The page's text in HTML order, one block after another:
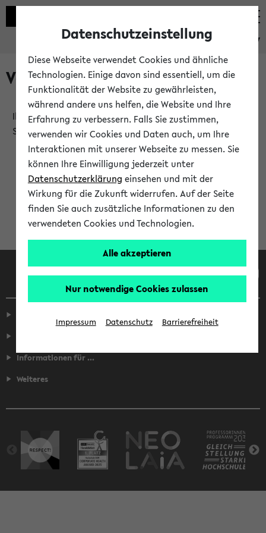
eKVV
Verlauf
Ihr Verlauf ist leer. Er wird sich im Verlauf Ihrer eKVV
Sitzung füllen.
Informationen für ...
Weiteres
Datenschutzeinstellung
Diese Webseite verwendet Cookies und ähnliche
Technologien. Einige davon sind essentiell, um die
Funktionalität der Website zu gewährleisten,
während andere uns helfen, die Website und Ihre
Erfahrung zu verbessern. Falls Sie zustimmen,
verwenden wir Cookies und Daten auch, um Ihre
Interaktionen mit unserer Webseite zu messen. Sie
können Ihre Einwilligung jederzeit unter
Datenschutzerklärung einsehen und mit der
Wirkung für die Zukunft widerrufen. Auf der Seite
finden Sie auch zusätzliche Informationen zu den
verwendeten Cookies und Technologien.
Alle akzeptieren
Nur notwendige Cookies zulassen
Impressum Datenschutz Barrierefreiheit